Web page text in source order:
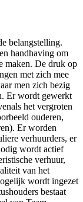
belangstelling.
handhaving om
maken. De druk op
met zich mee
men zich bezig
Er wordt gewerkt
het vergroten
ouderen,
Er worden
verhuurders, er
wordt actief
verhuur,
van het
wordt ingezet
bestaat